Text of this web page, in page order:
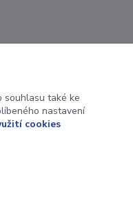
souhlasu také ke
nastavení
cookies